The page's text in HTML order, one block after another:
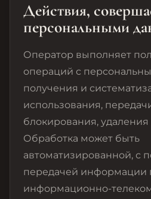
Действия,
персональными
Оператор выполняет
операций с
получения и
использования,
блокирования,
Обработка может быть
автоматизированной, с
передачей информации
информационно-